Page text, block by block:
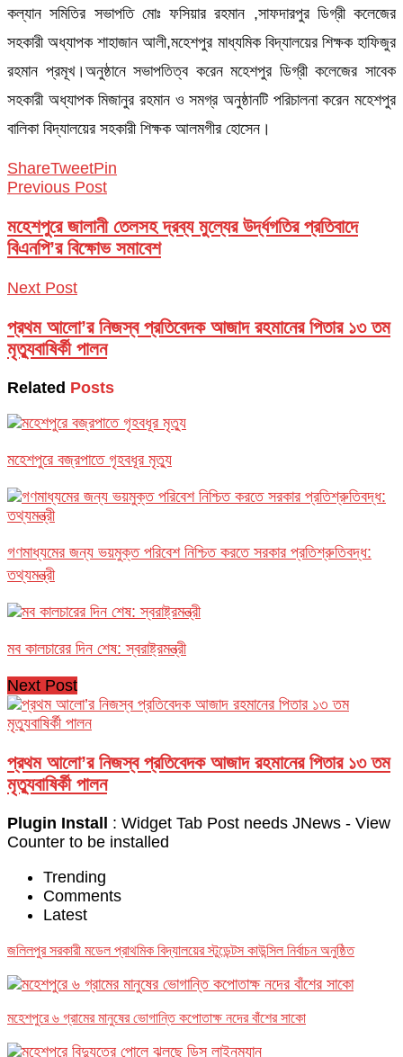
কল্যান সমিতির সভাপতি মোঃ ফসিয়ার রহমান ,সাফদারপুর ডিগ্রী কলেজের
সহকারী অধ্যাপক শাহাজান আলী,মহেশপুর মাধ্যমিক বিদ্যালয়ের শিক্ষক হাফিজুর
রহমান প্রমূখ।অনুষ্ঠানে সভাপতিত্ব করেন মহেশপুর ডিগ্রী কলেজের সাবেক
সহকারী অধ্যাপক মিজানুর রহমান ও সমগ্র অনুষ্ঠানটি পরিচালনা করেন মহেশপুর
বালিকা বিদ্যালয়ের সহকারী শিক্ষক আলমগীর হোসেন।
ShareTweetPin
Previous Post
মহেশপুরে জালানী তেলসহ দ্রব্য মুল্যের উর্দ্ধগতির প্রতিবাদে
বিএনপি’র বিক্ষোভ সমাবেশ
Next Post
প্রথম আলো’র নিজস্ব প্রতিবেদক আজাদ রহমানের পিতার ১৩ তম
মৃত্যুবাষির্কী পালন
Related Posts
মহেশপুরে বজ্রপাতে গৃহবধূর মৃত্যু
গণমাধ্যমের জন্য ভয়মুক্ত পরিবেশ নিশ্চিত করতে সরকার প্রতিশ্রুতিবদ্ধ:
তথ্যমন্ত্রী
মব কালচারের দিন শেষ: স্বরাষ্ট্রমন্ত্রী
Next Post
প্রথম আলো’র নিজস্ব প্রতিবেদক আজাদ রহমানের পিতার ১৩ তম
মৃত্যুবাষির্কী পালন
Plugin Install : Widget Tab Post needs JNews - View
Counter to be installed
Trending
Comments
Latest
জলিলপুর সরকারী মডেল প্রাথমিক বিদ্যালয়ের স্টুডেন্টস কাউন্সিল নির্বাচন অনুষ্ঠিত
মহেশপুরে ৬ গ্রামের মানুষের ভোগান্তি কপোতাক্ষ নদের বাঁশের সাকো